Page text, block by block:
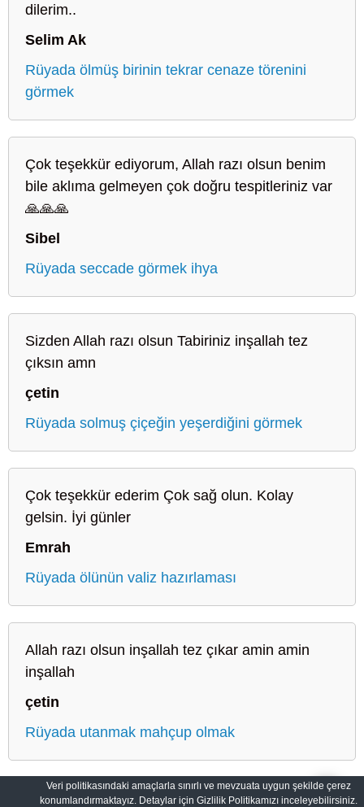
dilerim..
Selim Ak
Rüyada ölmüş birinin tekrar cenaze törenini
görmek
Çok teşekkür ediyorum, Allah razı olsun benim
bile aklıma gelmeyen çok doğru tespitleriniz var
🙏🙏🙏
Sibel
Rüyada seccade görmek ihya
Sizden Allah razı olsun Tabiriniz inşallah tez
çıksın amn
çetin
Rüyada solmuş çiçeğin yeşerdiğini görmek
Çok teşekkür ederim Çok sağ olun. Kolay
gelsin. İyi günler
Emrah
Rüyada ölünün valiz hazırlaması
Allah razı olsun inşallah tez çıkar amin amin
inşallah
çetin
Rüyada utanmak mahçup olmak
Sahih Rüyalar: Rüyaların Dilini Öğrenin Gizlilik Politikası
Veri politikasındaki amaçlarla sınırlı ve mevzuata uygun şekilde çerez
konumlandırmaktayız. Detaylar için Gizlilik Politikamızı inceleyebilirsiniz.